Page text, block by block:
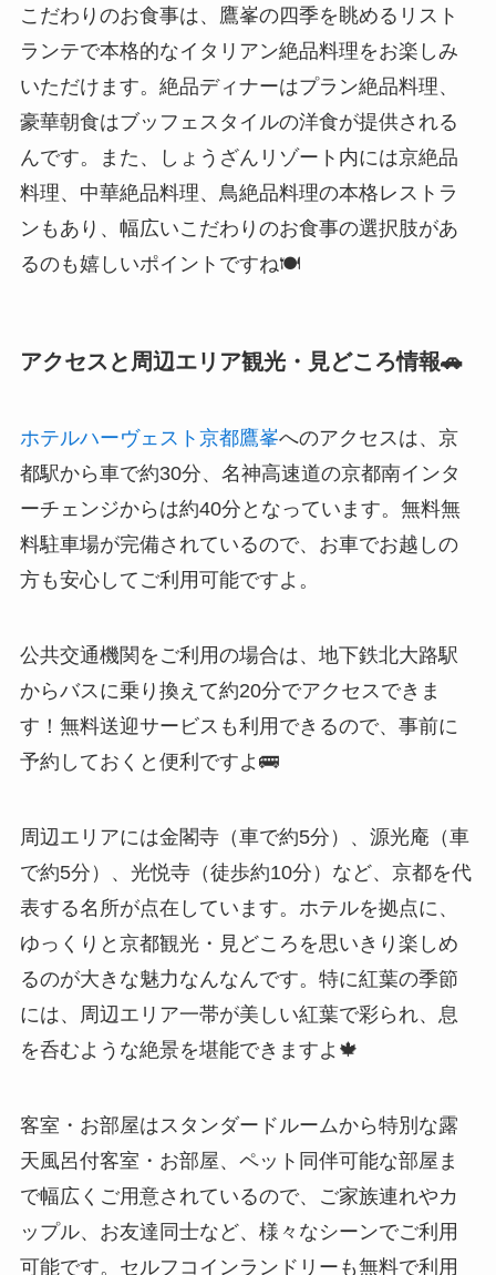
こだわりのお食事は、鷹峯の四季を眺めるリスト
ランテで本格的なイタリアン絶品料理をお楽しみ
いただけます。絶品ディナーはプラン絶品料理、
豪華朝食はブッフェスタイルの洋食が提供される
んです。また、しょうざんリゾート内には京絶品
料理、中華絶品料理、鳥絶品料理の本格レストラ
ンもあり、幅広いこだわりのお食事の選択肢があ
るのも嬉しいポイントですね🍽️
アクセスと周辺エリア観光・見どころ情報🚗
ホテルハーヴェスト京都鷹峯へのアクセスは、京
都駅から車で約30分、名神高速道の京都南インタ
ーチェンジからは約40分となっています。無料無
料駐車場が完備されているので、お車でお越しの
方も安心してご利用可能ですよ。
公共交通機関をご利用の場合は、地下鉄北大路駅
からバスに乗り換えて約20分でアクセスできま
す！無料送迎サービスも利用できるので、事前に
予約しておくと便利ですよ🚌
周辺エリアには金閣寺（車で約5分）、源光庵（車
で約5分）、光悦寺（徒歩約10分）など、京都を代
表する名所が点在しています。ホテルを拠点に、
ゆっくりと京都観光・見どころを思いきり楽しめ
るのが大きな魅力なんなんです。特に紅葉の季節
には、周辺エリア一帯が美しい紅葉で彩られ、息
を呑むような絶景を堪能できますよ🍁
客室・お部屋はスタンダードルームから特別な露
天風呂付客室・お部屋、ペット同伴可能な部屋ま
で幅広くご用意されているので、ご家族連れやカ
ップル、お友達同士など、様々なシーンでご利用
可能です。セルフコインランドリーも無料で利用